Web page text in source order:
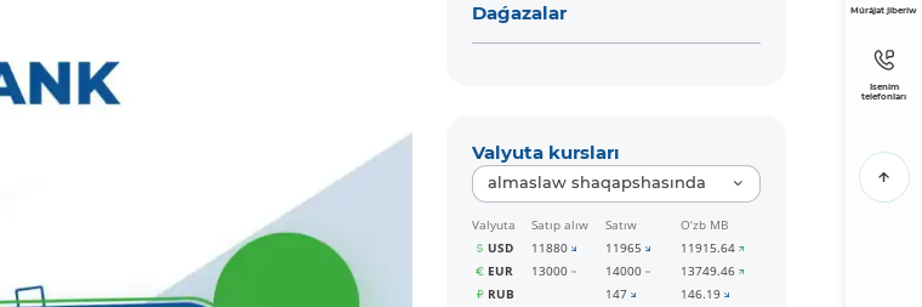
Daǵazalar
Valyuta kursları
almaslaw shaqapshasında
Valyuta Satıp alıw Satıw
O‘zb MB
USD
11880 11965
11915.64
EUR
13000 14000
13749.46
RUB
147
146.19
Múrájat jiberiw
Isenim
telefonları